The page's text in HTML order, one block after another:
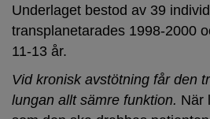
Underlaget bestod av 39
transplanetarades 1998-2000
11-13 år.
Vid kronisk avstötning får den
lungan allt sämre funktion. När